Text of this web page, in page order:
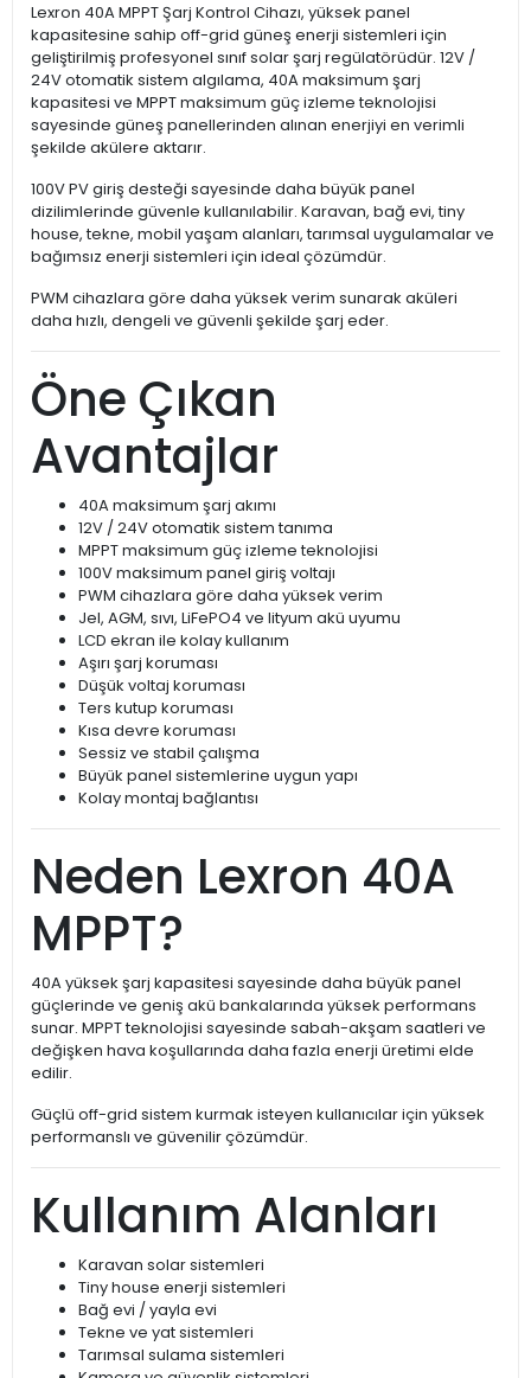
Lexron 40A MPPT Şarj Kontrol Cihazı, yüksek panel
kapasitesine sahip off-grid güneş enerji sistemleri için
geliştirilmiş profesyonel sınıf solar şarj regülatörüdür. 12V /
24V otomatik sistem algılama, 40A maksimum şarj
kapasitesi ve MPPT maksimum güç izleme teknolojisi
sayesinde güneş panellerinden alınan enerjiyi en verimli
şekilde akülere aktarır.
100V PV giriş desteği sayesinde daha büyük panel
dizilimlerinde güvenle kullanılabilir. Karavan, bağ evi, tiny
house, tekne, mobil yaşam alanları, tarımsal uygulamalar ve
bağımsız enerji sistemleri için ideal çözümdür.
PWM cihazlara göre daha yüksek verim sunarak aküleri
daha hızlı, dengeli ve güvenli şekilde şarj eder.
Öne Çıkan
Avantajlar
40A maksimum şarj akımı
12V / 24V otomatik sistem tanıma
MPPT maksimum güç izleme teknolojisi
100V maksimum panel giriş voltajı
PWM cihazlara göre daha yüksek verim
Jel, AGM, sıvı, LiFePO4 ve lityum akü uyumu
LCD ekran ile kolay kullanım
Aşırı şarj koruması
Düşük voltaj koruması
Ters kutup koruması
Kısa devre koruması
Sessiz ve stabil çalışma
Büyük panel sistemlerine uygun yapı
Kolay montaj bağlantısı
Neden Lexron 40A
MPPT?
40A yüksek şarj kapasitesi sayesinde daha büyük panel
güçlerinde ve geniş akü bankalarında yüksek performans
sunar. MPPT teknolojisi sayesinde sabah-akşam saatleri ve
değişken hava koşullarında daha fazla enerji üretimi elde
edilir.
Güçlü off-grid sistem kurmak isteyen kullanıcılar için yüksek
performanslı ve güvenilir çözümdür.
Kullanım Alanları
Karavan solar sistemleri
Tiny house enerji sistemleri
Bağ evi / yayla evi
Tekne ve yat sistemleri
Tarımsal sulama sistemleri